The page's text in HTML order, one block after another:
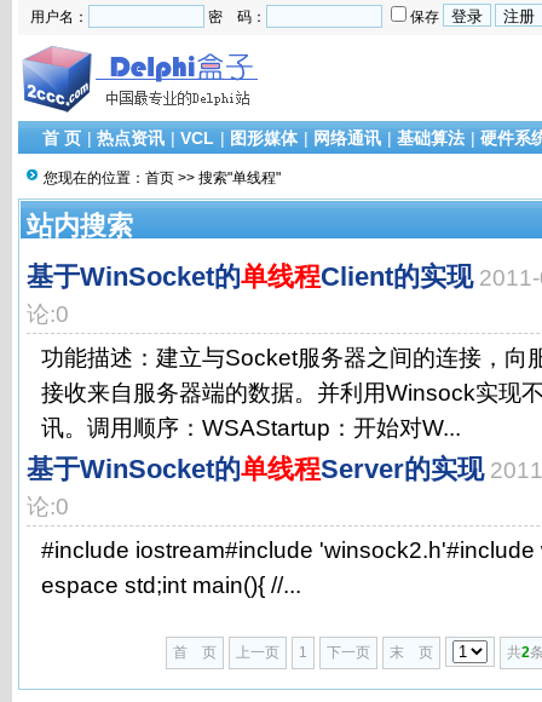
用户名： 密 码： 保存
首 页 | 热点资讯 | VCL | 图形媒体 | 网络通讯 | 基础算法 | 硬件系
您现在的位置： 首页 >> 搜索"单线程"
站内搜索
基于WinSocket的单线程Client的实现
论:0
功能描述：建立与Socket服务器之间的连接，向
接收来自服务器端的数据。并利用Winsock实现
讯。调用顺序：WSAStartup：开始对W...
基于WinSocket的单线程Server的实现
论:0
#include iostream#include
espace std;int main(){ //...
首 页 上一页 1 下一页 末 页 共2